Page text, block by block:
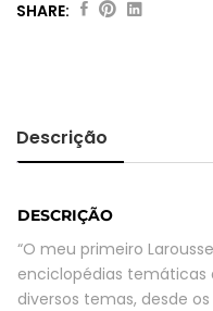
dos
Quem
quantity
SHARE:
Descrição
DESCRIÇÃO
“O meu primeiro
enciclopédias temáticas
diversos temas, desde